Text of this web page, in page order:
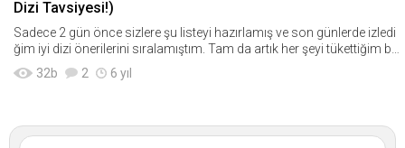
Dizi Tavsiyesi!)
Sadece 2 gün önce sizlere şu listeyi hazırlamış ve son günlerde izledi
ğim iyi dizi önerilerini sıralamıştım. Tam da artık her şeyi tükettiğim bir
zama
32b 2 6 yıl